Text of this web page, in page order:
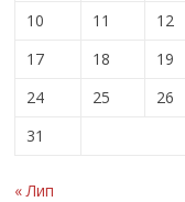
10
11 12
17
18 19
24
25 26
31
« Лип